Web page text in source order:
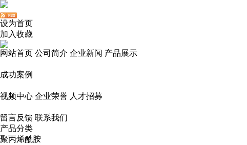
设为首页
加入收藏
网站首页 公司简介 企业新闻 产品展示
成功案例
视频中心 企业荣誉 人才招募
留言反馈 联系我们
产品分类
聚丙烯酰胺